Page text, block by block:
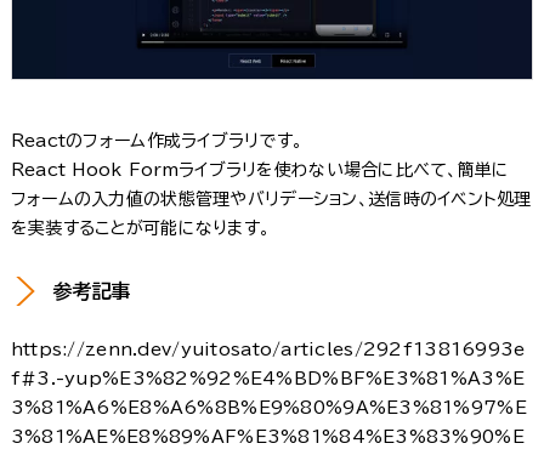
Reactのフォーム作成ライブラリです。
React Hook Formライブラリを使わない場合に比べて、簡単に
フォームの入力値の状態管理やバリデーション、送信時のイベント処理
を実装することが可能になります。
参考記事
https://zenn.dev/yuitosato/articles/292f13816993e
f#3.-yup%E3%82%92%E4%BD%BF%E3%81%A3%E
3%81%A6%E8%A6%8B%E9%80%9A%E3%81%97%E
3%81%AE%E8%89%AF%E3%81%84%E3%83%90%E